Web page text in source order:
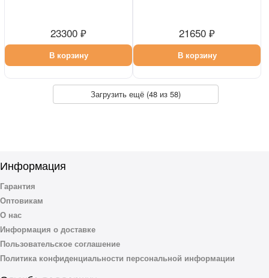
23300 ₽
В корзину
21650 ₽
В корзину
Загрузить ещё (48из 58)
Информация
Гарантия
Оптовикам
О нас
Информация о доставке
Пользовательское соглашение
Политика конфиденциальности персональной информации